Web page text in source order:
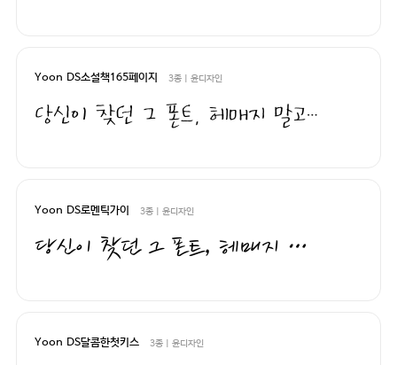
Yoon DS소설책165페이지 3종 | 윤디자인
당신이 찾던 그 폰트, 헤매지 말고 바로 폰코!
Yoon DS로멘틱가이 3종 | 윤디자인
당신이 찾던 그 폰트, 헤매지 말고 바로 폰코!
Yoon DS달콤한첫키스 3종 | 윤디자인